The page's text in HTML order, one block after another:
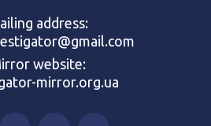
address:
website:
mirror.org.ua